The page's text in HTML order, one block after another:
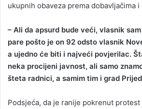
ukupnih obaveza prema dobavljačima
– Ali da apsurd bude veći, vlasnik
pare pošto je on 92 odsto vlasnik
a ujedno će biti i najveći povjerilac.
neka procijeni javnost, ali samo
šteta radnici, a samim tim i grad
Podsjeća, da je ranije pokrenut